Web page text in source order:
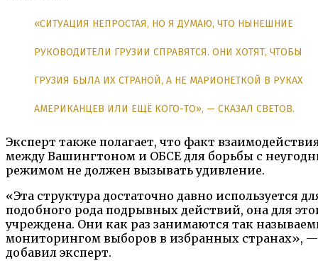
«СИТУАЦИЯ НЕПРОСТАЯ, НО Я ДУМАЮ, ЧТО НЫНЕШНИЕ
РУКОВОДИТЕЛИ ГРУЗИИ СПРАВЯТСЯ. ОНИ ХОТЯТ, ЧТОБЫ
ГРУЗИЯ БЫЛА ИХ СТРАНОЙ, А НЕ МАРИОНЕТКОЙ В РУКАХ
АМЕРИКАНЦЕВ ИЛИ ЕЩЁ КОГО-ТО», — СКАЗАЛ СВЕТОВ.
Эксперт также полагает, что факт
между Вашингтоном и ОБСЕ для борьбы с
режимом не должен вызывать удивление.
«Эта структура достаточно давно используется
подобного рода подрывных действий, она для
учреждена. Они как раз занимаются так
мониторингом выборов в избранных странах», —
добавил эксперт.